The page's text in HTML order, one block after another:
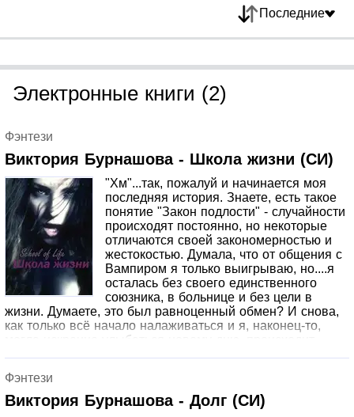
Последние
Электронные книги (2)
Фэнтези
Виктория Бурнашова - Школа жизни (СИ)
"Хм"...так, пожалуй и начинается моя
последняя история. Знаете, есть такое
понятие "Закон подлости" - случайности
происходят постоянно, но некоторые
отличаются своей закономерностью и
жестокостью. Думала, что от общения с
Вампиром я только выигрываю, но....я
осталась без своего единственного
союзника, в больнице и без цели в
жизни. Думаете, это был равноценный обмен? И снова,
как только всё начало налаживаться и я, наконец-то,
могла искренне улыбаться новому дню, происходит
Фэнтези
Виктория Бурнашова - Долг (СИ)